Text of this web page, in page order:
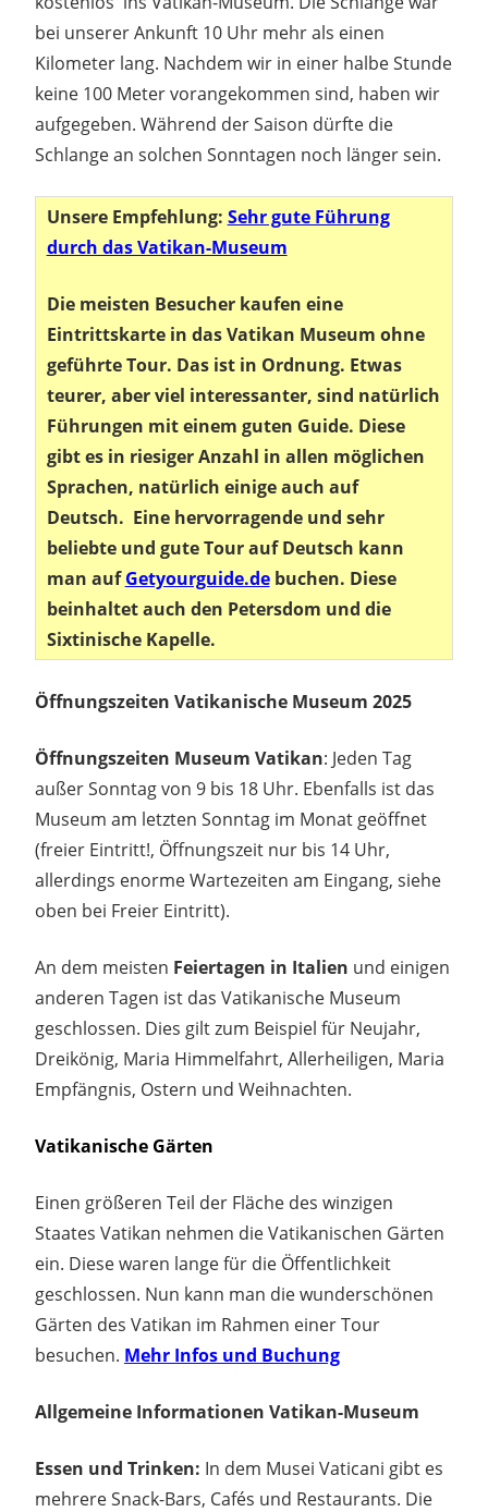
bei unserer Ankunft 10 Uhr mehr als einen
Kilometer lang. Nachdem wir in einer halbe Stunde
keine 100 Meter vorangekommen sind, haben wir
aufgegeben. Während der Saison dürfte die
Schlange an solchen Sonntagen noch länger sein.
Unsere Empfehlung: Sehr gute Führung
durch das Vatikan-Museum
Die meisten Besucher kaufen eine
Eintrittskarte in das Vatikan Museum ohne
geführte Tour. Das ist in Ordnung. Etwas
teurer, aber viel interessanter, sind natürlich
Führungen mit einem guten Guide. Diese
gibt es in riesiger Anzahl in allen möglichen
Sprachen, natürlich einige auch auf
Deutsch. Eine hervorragende und sehr
beliebte und gute Tour auf Deutsch kann
man aufGetyourguide.debuchen. Diese
beinhaltet auch den Petersdom und die
Sixtinische Kapelle.
Öffnungszeiten Vatikanische Museum 2025
Öffnungszeiten Museum Vatikan: Jeden Tag
außer Sonntag von 9 bis 18 Uhr. Ebenfalls ist das
Museum am letzten Sonntag im Monat geöffnet
(freier Eintritt!, Öffnungszeit nur bis 14 Uhr,
allerdings enorme Wartezeiten am Eingang, siehe
oben bei Freier Eintritt).
An dem meisten Feiertagen in Italien und einigen
anderen Tagen ist das Vatikanische Museum
geschlossen. Dies gilt zum Beispiel für Neujahr,
Dreikönig, Maria Himmelfahrt, Allerheiligen, Maria
Empfängnis, Ostern und Weihnachten.
Vatikanische Gärten
Einen größeren Teil der Fläche des winzigen
Staates Vatikan nehmen die Vatikanischen Gärten
ein. Diese waren lange für die Öffentlichkeit
geschlossen. Nun kann man die wunderschönen
Gärten des Vatikan im Rahmen einer Tour
besuchen. Mehr Infos und Buchung
Allgemeine Informationen Vatikan-Museum
Essen und Trinken: In dem Musei Vaticani gibt es
mehrere Snack-Bars, Cafés und Restaurants. Die